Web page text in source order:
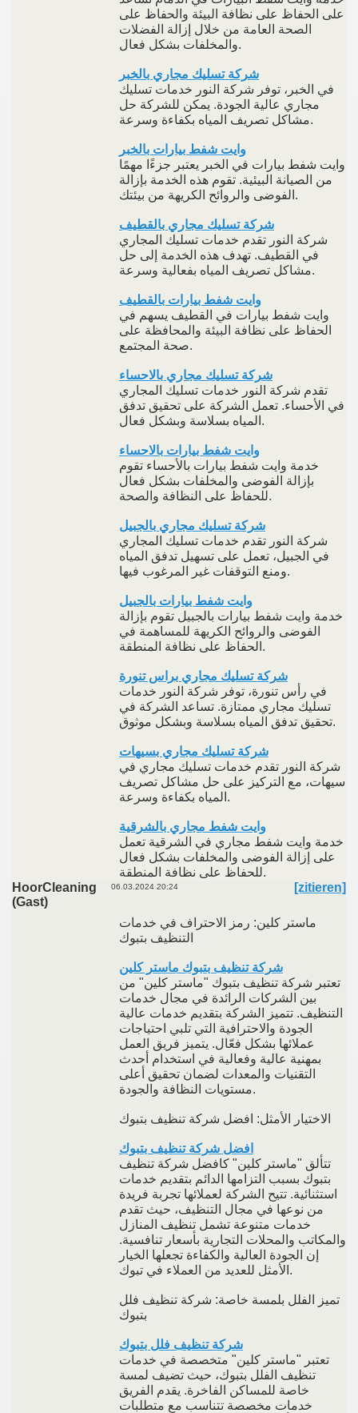
على الحفاظ على نظافة البيئة والحفاظ على
الصحة العامة من خلال إزالة الفضلات
والمخلفات بشكل فعال.
شركة تسليك مجاري بالخبر
في الخبر، توفر شركة النور خدمات تسليك
مجاري عالية الجودة. يمكن للشركة حل
مشاكل تصريف المياه بكفاءة وسرعة.
وايت شفط بيارات بالخبر
وايت شفط بيارات في الخبر يعتبر جزءًا مهمًا
من الصيانة البيئية. تقوم هذه الخدمة بإزالة
الفوضى والروائح الكريهة من بيئتك.
شركة تسليك مجاري بالقطيف
شركة النور تقدم خدمات تسليك المجاري
في القطيف. تهدف هذه الخدمة إلى حل
مشاكل تصريف المياه بفعالية وسرعة.
وايت شفط بيارات بالقطيف
وايت شفط بيارات في القطيف يسهم في
الحفاظ على نظافة البيئة والمحافظة على
صحة المجتمع.
شركة تسليك مجاري بالاحساء
تقدم شركة النور خدمات تسليك المجاري
في الأحساء. تعمل الشركة على تحقيق تدفق
المياه بسلاسة وبشكل فعال.
وايت شفط بيارات بالاحساء
خدمة وايت شفط بيارات بالأحساء تقوم
بإزالة الفوضى والمخلفات بشكل فعال
للحفاظ على النظافة والصحة.
شركة تسليك مجاري بالجبيل
شركة النور تقدم خدمات تسليك المجاري
في الجبيل، تعمل على تسهيل تدفق المياه
ومنع التوقفات غير المرغوب فيها.
وايت شفط بيارات بالجبيل
خدمة وايت شفط بيارات بالجبيل تقوم بإزالة
الفوضى والروائح الكريهة للمساهمة في
الحفاظ على نظافة المنطقة.
شركة تسليك مجاري براس تنورة
في رأس تنورة، توفر شركة النور خدمات
تسليك مجاري ممتازة. تساعد الشركة في
تحقيق تدفق المياه بسلاسة وبشكل موثوق.
شركة تسليك مجاري بسيهات
شركة النور تقدم خدمات تسليك مجاري في
سيهات، مع التركيز على حل مشاكل تصريف
المياه بكفاءة وسرعة.
وايت شفط مجاري بالشرقية
خدمة وايت شفط مجاري في الشرقية تعمل
على إزالة الفوضى والمخلفات بشكل فعال
للحفاظ على نظافة المنطقة.
HoorCleaning
(Gast)
06.03.2024 20:24 [zitieren]
ماستر كلين: رمز الاحتراف في خدمات
التنظيف بتبوك
شركة تنظيف بتبوك ماستر كلين
تعتبر شركة تنظيف بتبوك "ماستر كلين" من
بين الشركات الرائدة في مجال خدمات
التنظيف. تتميز الشركة بتقديم خدمات عالية
الجودة والاحترافية التي تلبي احتياجات
عملائها بشكل فعّال. يتميز فريق العمل
بمهنية عالية وفعالية في استخدام أحدث
التقنيات والمعدات لضمان تحقيق أعلى
مستويات النظافة والجودة.
الاختيار الأمثل: افضل شركة تنظيف بتبوك
افضل شركة تنظيف بتبوك
تتألق "ماستر كلين" كافضل شركة تنظيف
بتبوك بسبب التزامها الدائم بتقديم خدمات
استثنائية. تتيح الشركة لعملائها تجربة فريدة
من نوعها في مجال التنظيف، حيث تقدم
خدمات متنوعة تشمل تنظيف المنازل
والمكاتب والمحلات التجارية بأسعار تنافسية.
إن الجودة العالية والكفاءة تجعلها الخيار
الأمثل للعديد من العملاء في تبوك.
تميز الفلل بلمسة خاصة: شركة تنظيف فلل
بتبوك
شركة تنظيف فلل بتبوك
تعتبر "ماستر كلين" متخصصة في خدمات
تنظيف الفلل بتبوك، حيث تضيف لمسة
خاصة للمساكن الفاخرة. يقدم الفريق
خدمات مخصصة تتناسب مع متطلبات